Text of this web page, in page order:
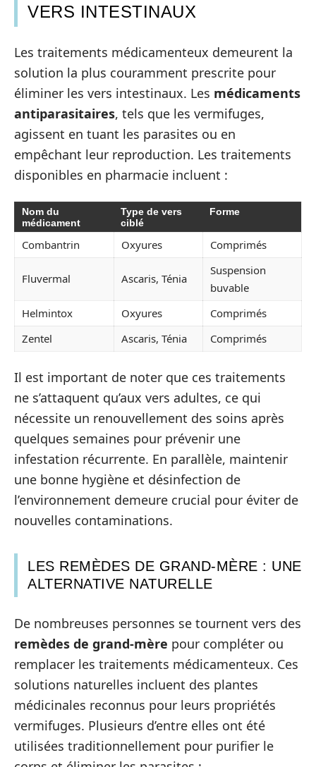
VERS INTESTINAUX
Les traitements médicamenteux demeurent la
solution la plus couramment prescrite pour
éliminer les vers intestinaux. Les médicaments
antiparasitaires, tels que les vermifuges,
agissent en tuant les parasites ou en
empêchant leur reproduction. Les traitements
disponibles en pharmacie incluent :
Nom du
médicament
Type de vers
ciblé
Forme
Combantrin Oxyures Comprimés
Fluvermal Ascaris, Ténia
Suspension
buvable
Helmintox
Oxyures
Comprimés
Zentel
Ascaris, Ténia Comprimés
Il est important de noter que ces traitements
ne s’attaquent qu’aux vers adultes, ce qui
nécessite un renouvellement des soins après
quelques semaines pour prévenir une
infestation récurrente. En parallèle, maintenir
une bonne hygiène et désinfection de
l’environnement demeure crucial pour éviter de
nouvelles contaminations.
LES REMÈDES DE GRAND-MÈRE : UNE
ALTERNATIVE NATURELLE
De nombreuses personnes se tournent vers des
remèdes de grand-mère pour compléter ou
remplacer les traitements médicamenteux. Ces
solutions naturelles incluent des plantes
médicinales reconnus pour leurs propriétés
vermifuges. Plusieurs d’entre elles ont été
utilisées traditionnellement pour purifier le